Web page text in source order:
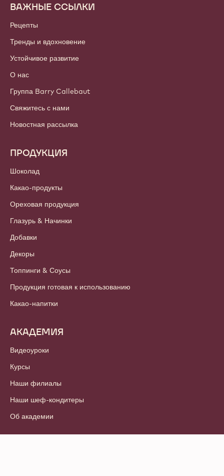
Footer
Callebaut
ВАЖНЫЕ ССЫЛКИ
Рецепты
Тренды и вдохновение
Устойчивое развитие
О нас
Группа Barry Callebaut
Свяжитесь с нами
Новостная рассылка
ПРОДУКЦИЯ
Шоколад
Какао-продукты
Ореховая продукция
Глазурь & Начинки
Добавки
Декоры
Топпинги & Соусы
Продукция готовая к использованию
Какао-напитки
АКАДЕМИЯ
Видеоуроки
Курсы
Наши филиалы
Наши шеф-кондитеры
Об академии